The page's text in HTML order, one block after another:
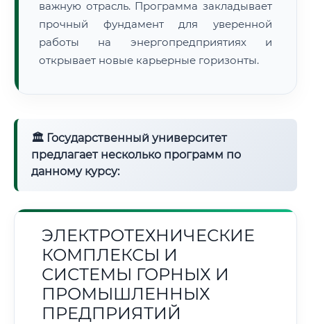
важную отрасль. Программа закладывает
прочный фундамент для уверенной
работы на энергопредприятиях и
открывает новые карьерные горизонты.
🏛 Государственный университет
предлагает несколько программ по
данному курсу:
ЭЛЕКТРОТЕХНИЧЕСКИЕ
КОМПЛЕКСЫ И
СИСТЕМЫ ГОРНЫХ И
ПРОМЫШЛЕННЫХ
ПРЕДПРИЯТИЙ